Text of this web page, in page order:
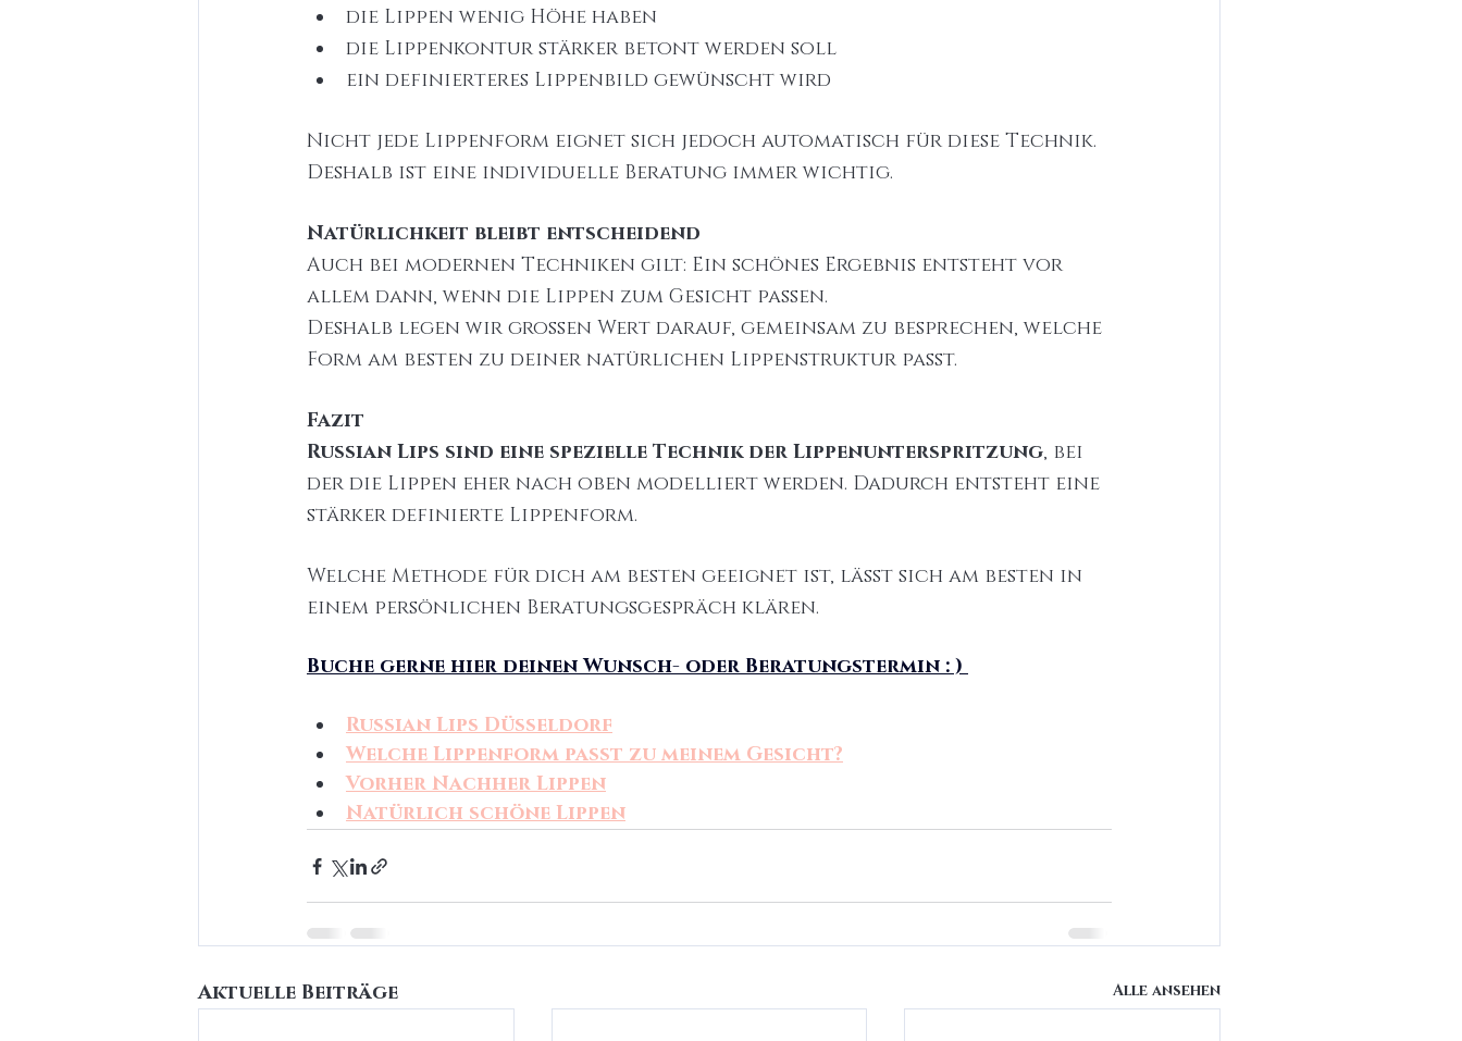
die Lippen wenig Höhe haben
die Lippenkontur stärker betont werden soll
ein definierteres Lippenbild gewünscht wird
Nicht jede Lippenform eignet sich jedoch automatisch für diese Technik.
Deshalb ist eine individuelle Beratung immer wichtig.
Natürlichkeit bleibt entscheidend
Auch bei modernen Techniken gilt: Ein schönes Ergebnis entsteht vor
allem dann, wenn die Lippen zum Gesicht passen.
Deshalb legen wir großen Wert darauf, gemeinsam zu besprechen, welche
Form am besten zu deiner natürlichen Lippenstruktur passt.
Fazit
Russian Lips sind eine spezielle Technik der Lippenunterspritzung, bei
der die Lippen eher nach oben modelliert werden. Dadurch entsteht eine
stärker definierte Lippenform.
Welche Methode für dich am besten geeignet ist, lässt sich am besten in
einem persönlichen Beratungsgespräch klären.
Buche gerne hier deinen Wunsch- oder Beratungstermin : )
Russian Lips Düsseldorf
Welche Lippenform passt zu meinem Gesicht?
Vorher Nachher Lippen
Natürlich schöne Lippen
Aktuelle Beiträge Alle ansehen